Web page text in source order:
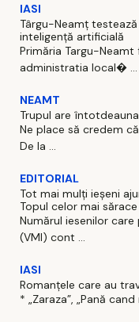
IASI
Târgu-Neamț
inteligență artificială
Primăria Targu-
administratia local� ...
NEAMT
Trupul are
Ne place să credem
De la ...
EDITORIAL
Tot mai mulți ieșeni
Topul celor mai
Numărul iesenilor
(VMI) cont ...
IASI
Romanțele care au
* „Zaraza”, „Pană